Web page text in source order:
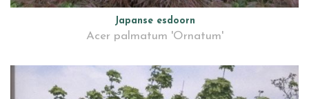
Japanse esdoorn
Acer palmatum 'Ornatum'